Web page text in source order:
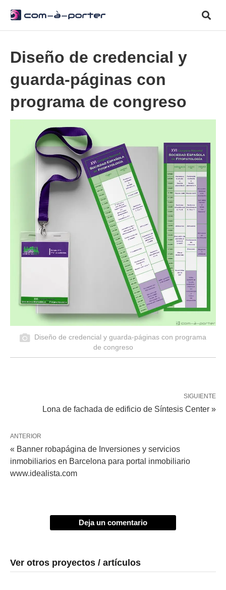
Diseño de credencial y
guarda-páginas con
programa de congreso
Diseño de credencial y guarda-páginas con programa
de congreso
SIGUIENTE
Lona de fachada de edificio de Síntesis Center »
ANTERIOR
« Banner robapágina de Inversiones y servicios
inmobiliarios en Barcelona para portal inmobiliario
www.idealista.com
Deja un comentario
Ver otros proyectos / artículos